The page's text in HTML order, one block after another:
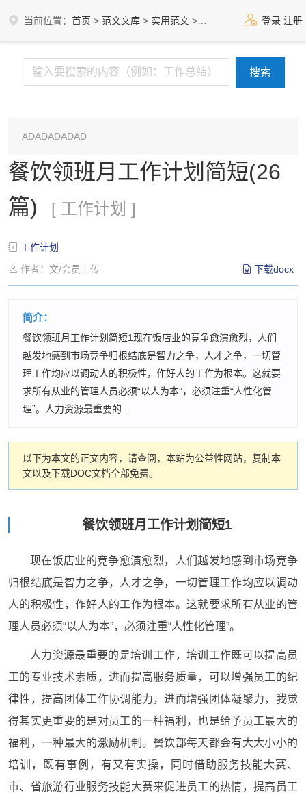
当前位置： 首页 > 范文文库 > 实用范文 > 登录 注册
ADADADADAD
餐饮领班月工作计划简短(26
篇)
[ 工作计划 ]
工作计划
作者：文/会员上传
下载docx
简介：
餐饮领班月工作计划简短1现在饭店业的竞争愈演愈烈，人们
越发地感到市场竞争归根结底是智力之争，人才之争，一切管
理工作均应以调动人的积极性，作好人的工作为根本。这就要
求所有从业的管理人员必须“以人为本”，必须注重“人性化管
理”。人力资源最重要的...
以下为本文的正文内容，请查阅，本站为公益性网站，复制本
文以及下载DOC文档全部免费。
餐饮领班月工作计划简短1
现在饭店业的竞争愈演愈烈，人们越发地感到市场竞争
归根结底是智力之争，人才之争，一切管理工作均应以调动
人的积极性，作好人的工作为根本。这就要求所有从业的管
理人员必须“以人为本”，必须注重“人性化管理”。
人力资源最重要的是培训工作，培训工作既可以提高员
工的专业技术素质，进而提高服务质量，可以增强员工的纪
律性，提高团体工作协调能力，进而增强团体凝聚力，我觉
得其实更重要的是对员工的一种福利，也是给予员工最大的
福利，一种最大的激励机制。餐饮部每天都会有大大小小的
培训，既有事例，有又有实操，同时借助服务技能大赛、
市、省旅游行业服务技能大赛来促进员工的热情，提高员工